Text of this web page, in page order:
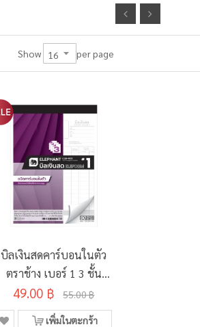
Show per page
บิลเงินสดคาร์บอนในตัว
ตราช้าง เบอร์ 1 3 ชั้น
CCR931Z
49.00 ฿ 55.00 ฿
เพิ่มในตะกร้า